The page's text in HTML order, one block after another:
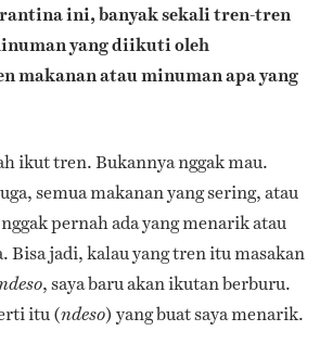
ini, banyak sekali tren-tren
yang diikuti oleh
makanan atau minuman apa yang
ikut tren. Bukannya nggak mau.
semua makanan yang sering, atau
pernah ada yang menarik atau
Bisa jadi, kalau yang tren itu masakan
, saya baru akan ikutan berburu.
itu (ndeso) yang buat saya menarik.